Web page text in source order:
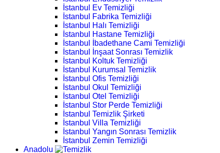
İstanbul Ev Temizliği
İstanbul Fabrika Temizliği
İstanbul Halı Temizliği
İstanbul Hastane Temizliği
İstanbul İbadethane Cami Temizliği
İstanbul İnşaat Sonrası Temizlik
İstanbul Koltuk Temizliği
İstanbul Kurumsal Temizlik
İstanbul Ofis Temizliği
İstanbul Okul Temizliği
İstanbul Otel Temizliği
İstanbul Stor Perde Temizliği
İstanbul Temizlik Şirketi
İstanbul Villa Temizliği
İstanbul Yangın Sonrası Temizlik
İstanbul Zemin Temizliği
Anadolu